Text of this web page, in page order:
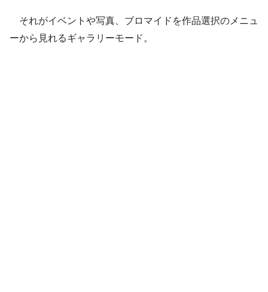
それがイベントや写真、ブロマイドを作品選択のメニュ
ーから見れるギャラリーモード。